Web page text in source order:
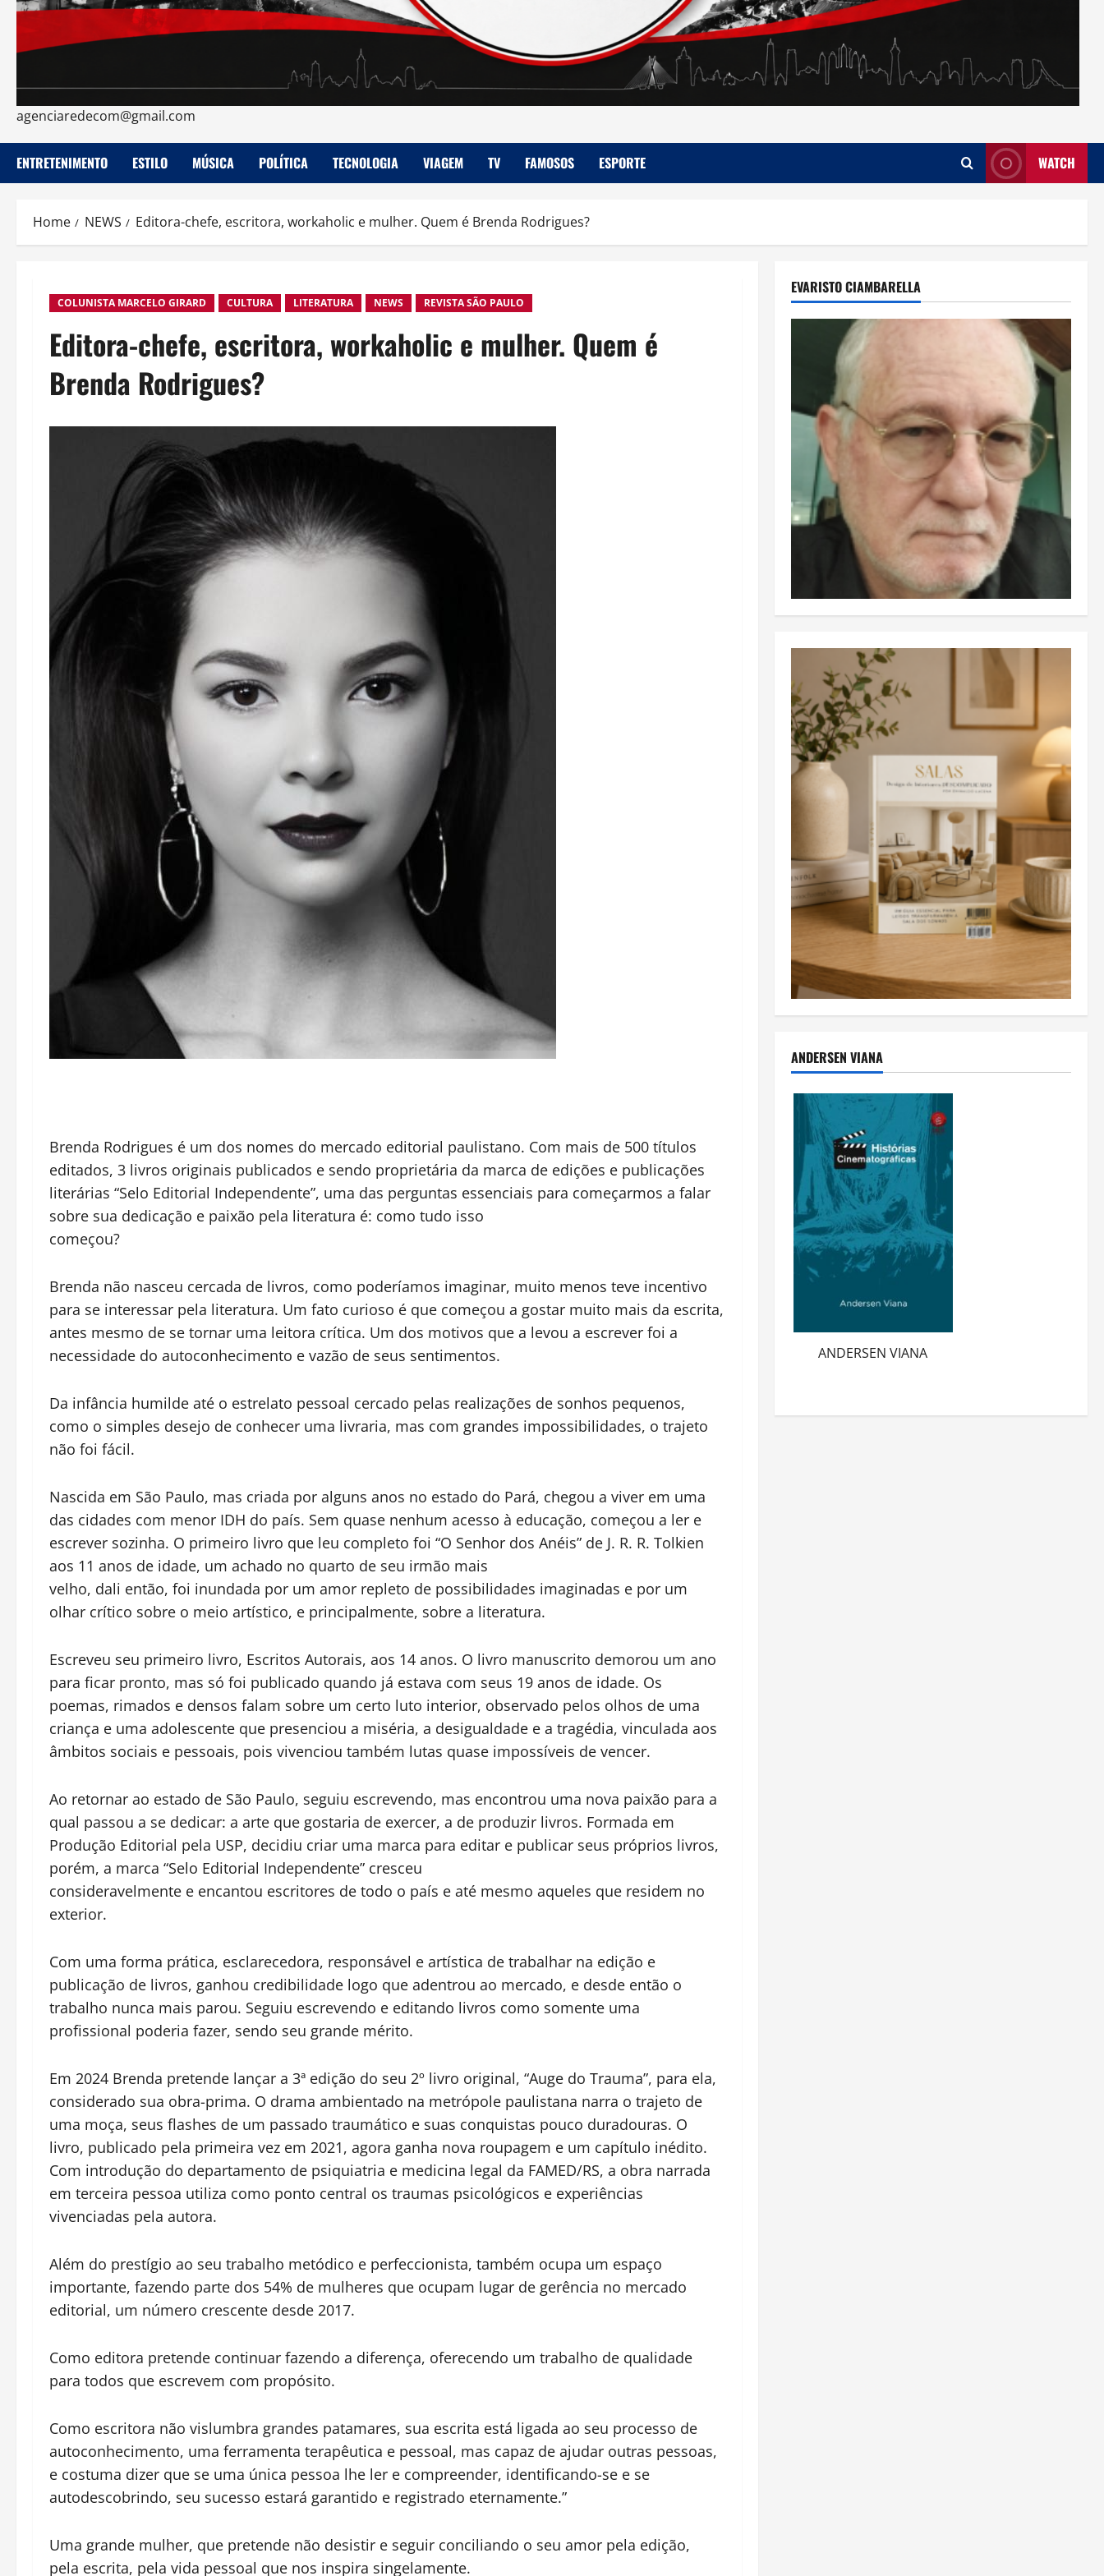
agenciaredecom@gmail.com
ENTRETENIMENTO ESTILO MÚSICA POLÍTICA TECNOLOGIA VIAGEM TV FAMOSOS ESPORTE WATCH
Home NEWS Editora-chefe, escritora, workaholic e mulher. Quem é Brenda Rodrigues?
COLUNISTA MARCELO GIRARD CULTURA LITERATURA NEWS REVISTA SÃO PAULO
Editora-chefe, escritora, workaholic e mulher. Quem é
Brenda Rodrigues?
Brenda Rodrigues é um dos nomes do mercado editorial paulistano. Com mais de 500 títulos
editados, 3 livros originais publicados e sendo proprietária da marca de edições e publicações
literárias “Selo Editorial Independente”, uma das perguntas essenciais para começarmos a falar
sobre sua dedicação e paixão pela literatura é: como tudo isso
começou?
Brenda não nasceu cercada de livros, como poderíamos imaginar, muito menos teve incentivo
para se interessar pela literatura. Um fato curioso é que começou a gostar muito mais da escrita,
antes mesmo de se tornar uma leitora crítica. Um dos motivos que a levou a escrever foi a
necessidade do autoconhecimento e vazão de seus sentimentos.
Da infância humilde até o estrelato pessoal cercado pelas realizações de sonhos pequenos,
como o simples desejo de conhecer uma livraria, mas com grandes impossibilidades, o trajeto
não foi fácil.
Nascida em São Paulo, mas criada por alguns anos no estado do Pará, chegou a viver em uma
das cidades com menor IDH do país. Sem quase nenhum acesso à educação, começou a ler e
escrever sozinha. O primeiro livro que leu completo foi “O Senhor dos Anéis” de J. R. R. Tolkien
aos 11 anos de idade, um achado no quarto de seu irmão mais
velho, dali então, foi inundada por um amor repleto de possibilidades imaginadas e por um
olhar crítico sobre o meio artístico, e principalmente, sobre a literatura.
Escreveu seu primeiro livro, Escritos Autorais, aos 14 anos. O livro manuscrito demorou um ano
para ficar pronto, mas só foi publicado quando já estava com seus 19 anos de idade. Os
poemas, rimados e densos falam sobre um certo luto interior, observado pelos olhos de uma
criança e uma adolescente que presenciou a miséria, a desigualdade e a tragédia, vinculada aos
âmbitos sociais e pessoais, pois vivenciou também lutas quase impossíveis de vencer.
Ao retornar ao estado de São Paulo, seguiu escrevendo, mas encontrou uma nova paixão para a
qual passou a se dedicar: a arte que gostaria de exercer, a de produzir livros. Formada em
Produção Editorial pela USP, decidiu criar uma marca para editar e publicar seus próprios livros,
porém, a marca “Selo Editorial Independente” cresceu
consideravelmente e encantou escritores de todo o país e até mesmo aqueles que residem no
exterior.
Com uma forma prática, esclarecedora, responsável e artística de trabalhar na edição e
publicação de livros, ganhou credibilidade logo que adentrou ao mercado, e desde então o
trabalho nunca mais parou. Seguiu escrevendo e editando livros como somente uma
profissional poderia fazer, sendo seu grande mérito.
Em 2024 Brenda pretende lançar a 3ª edição do seu 2º livro original, “Auge do Trauma”, para ela,
considerado sua obra-prima. O drama ambientado na metrópole paulistana narra o trajeto de
uma moça, seus flashes de um passado traumático e suas conquistas pouco duradouras. O
livro, publicado pela primeira vez em 2021, agora ganha nova roupagem e um capítulo inédito.
Com introdução do departamento de psiquiatria e medicina legal da FAMED/RS, a obra narrada
em terceira pessoa utiliza como ponto central os traumas psicológicos e experiências
vivenciadas pela autora.
Além do prestígio ao seu trabalho metódico e perfeccionista, também ocupa um espaço
importante, fazendo parte dos 54% de mulheres que ocupam lugar de gerência no mercado
editorial, um número crescente desde 2017.
Como editora pretende continuar fazendo a diferença, oferecendo um trabalho de qualidade
para todos que escrevem com propósito.
Como escritora não vislumbra grandes patamares, sua escrita está ligada ao seu processo de
autoconhecimento, uma ferramenta terapêutica e pessoal, mas capaz de ajudar outras pessoas,
e costuma dizer que se uma única pessoa lhe ler e compreender, identificando-se e se
autodescobrindo, seu sucesso estará garantido e registrado eternamente.”
Uma grande mulher, que pretende não desistir e seguir conciliando o seu amor pela edição,
pela escrita, pela vida pessoal que nos inspira singelamente.
EVARISTO CIAMBARELLA
ANDERSEN VIANA
ANDERSEN VIANA